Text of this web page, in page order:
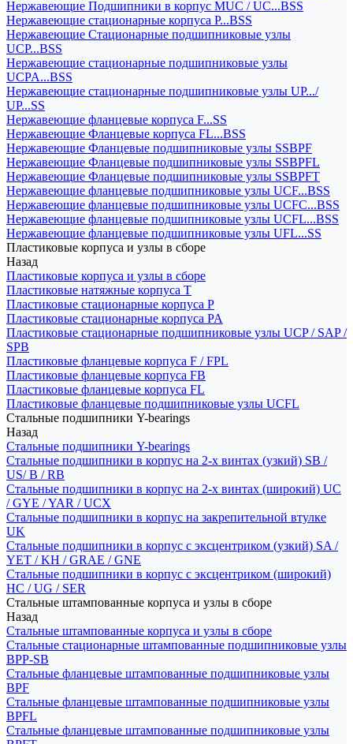
Нержавеющие Подшипники в корпус MUC / UC...BSS
Нержавеющие стационарные корпуса P...BSS
Нержавеющие Стационарные подшипниковые узлы
UCP...BSS
Нержавеющие стационарные подшипниковые узлы
UCPA...BSS
Нержавеющие стационарные подшипниковые узлы UP.../
UP...SS
Нержавеющие фланцевые корпуса F...SS
Нержавеющие Фланцевые корпуса FL...BSS
Нержавеющие Фланцевые подшипниковые узлы SSBPF
Нержавеющие Фланцевые подшипниковые узлы SSBPFL
Нержавеющие Фланцевые подшипниковые узлы SSBPFT
Нержавеющие фланцевые подшипниковые узлы UCF...BSS
Нержавеющие фланцевые подшипниковые узлы UCFC...BSS
Нержавеющие фланцевые подшипниковые узлы UCFL...BSS
Нержавеющие фланцевые подшипниковые узлы UFL...SS
Пластиковые корпуса и узлы в сборе
Назад
Пластиковые корпуса и узлы в сборе
Пластиковые натяжные корпуса T
Пластиковые стационарные корпуса P
Пластиковые стационарные корпуса PA
Пластиковые стационарные подшипниковые узлы UCP / SAP /
SPB
Пластиковые фланцевые корпуса F / FPL
Пластиковые фланцевые корпуса FB
Пластиковые фланцевые корпуса FL
Пластиковые фланцевые подшипниковые узлы UCFL
Стальные подшипники Y-bearings
Назад
Стальные подшипники Y-bearings
Стальные подшипники в корпус на 2-х винтах (узкий) SB /
US/ B / RB
Стальные подшипники в корпус на 2-х винтах (широкий) UC
/ GYE / YAR / UCX
Стальные подшипники в корпус на закрепительной втулке
UK
Стальные подшипники в корпус с эксцентриком (узкий) SA /
YET / KH / GRAE / GNE
Стальные подшипники в корпус с эксцентриком (широкий)
HC / UG / SER
Стальные штампованные корпуса и узлы в сборе
Назад
Стальные штампованные корпуса и узлы в сборе
Стальные стационарные штампованные подшипниковые узлы
BPP-SB
Стальные фланцевые штампованные подшипниковые узлы
BPF
Стальные фланцевые штампованные подшипниковые узлы
BPFL
Стальные фланцевые штампованные подшипниковые узлы